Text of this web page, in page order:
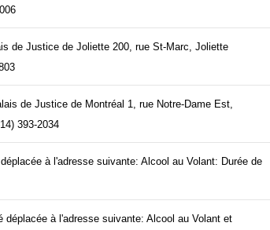
de Justice de Joliette 200, rue St-Marc, Joliette
de Justice de Montréal 1, rue Notre-Dame Est,
393-2034
à l'adresse suivante: Alcool au Volant: Durée de
déplacée à l'adresse suivante: Alcool au Volant et